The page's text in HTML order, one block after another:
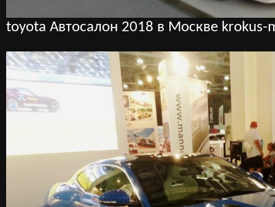
toyota Автосалон 2018 в Москве krokus-